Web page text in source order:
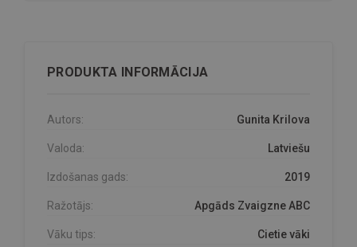
PRODUKTA INFORMĀCIJA
Autors: Gunita Krilova
Valoda: Latviešu
Izdošanas gads: 2019
Ražotājs: Apgāds Zvaigzne ABC
Vāku tips: Cietie vāki